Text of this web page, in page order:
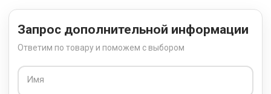
Запрос дополнительной информации
Ответим по товару и поможем с выбором
Имя